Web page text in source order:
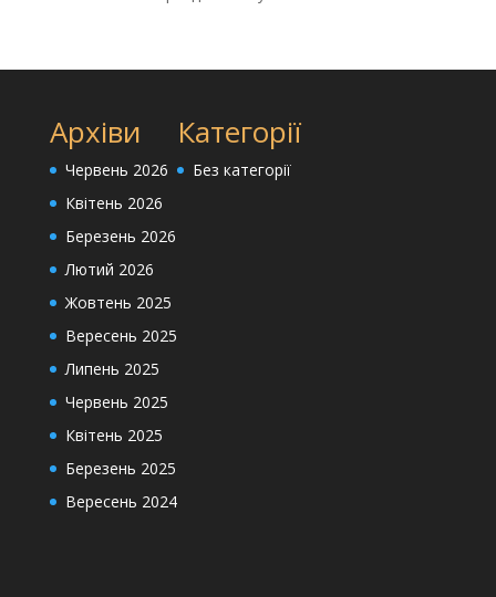
Архіви
Червень 2026
Квітень 2026
Березень 2026
Лютий 2026
Жовтень 2025
Вересень 2025
Липень 2025
Червень 2025
Квітень 2025
Березень 2025
Вересень 2024
Категорії
Без категорії